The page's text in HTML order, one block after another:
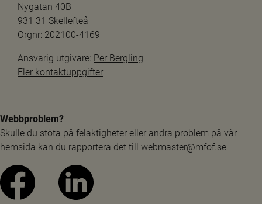
Nygatan 40B
931 31 Skellefteå
Orgnr: 202100-4169
Ansvarig utgivare: Per Bergling
Fler kontaktuppgifter
Webbproblem?
Skulle du stöta på felaktigheter eller andra problem på vår
hemsida kan du rapportera det till webmaster@mfof.se